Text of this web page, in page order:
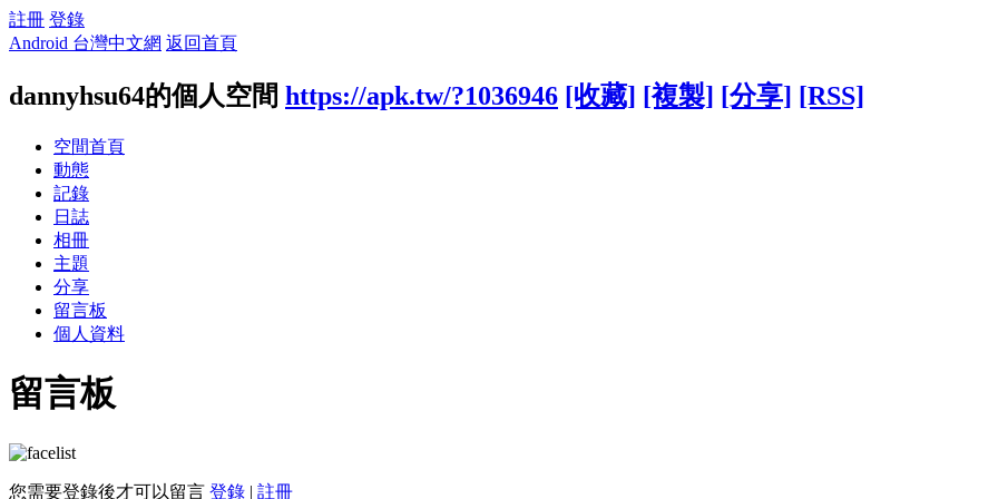
註冊 登錄
Android 台灣中文網 返回首頁
dannyhsu64的個人空間 https://apk.tw/?1036946 [收藏] [複製] [分享] [RSS]
空間首頁
動態
記錄
日誌
相冊
主題
分享
留言板
個人資料
留言板
您需要登錄後才可以留言 登錄 | 註冊